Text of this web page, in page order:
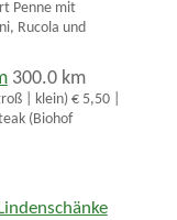
Penne mit
Rucola und
300.0 km
| klein) € 5,50 |
(Biohof